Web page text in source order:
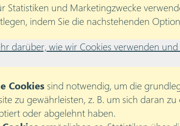
Statistiken und Marketingzwecke
indem Sie die nachstehenden
darüber, wie wir Cookies verwenden
Cookies sind notwendig, um die
zu gewährleisten, z. B. um sich daran zu
oder abgelehnt haben.
der Schlüssel zum Erfolg eines